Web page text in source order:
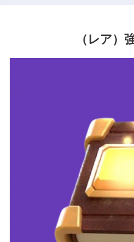
（レア）